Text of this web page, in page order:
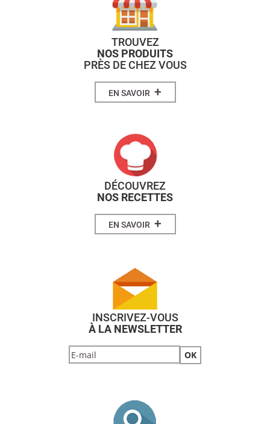
TROUVEZ
NOS PRODUITS
PRÈS DE CHEZ VOUS
EN SAVOIR +
DÉCOUVREZ
NOS RECETTES
EN SAVOIR +
INSCRIVEZ-VOUS
À LA NEWSLETTER